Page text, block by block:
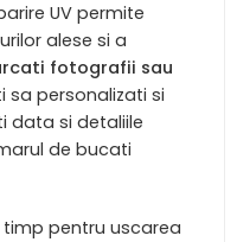
UV permite
alese si a
fotografii sau
sa personalizati si
data si detaliile
de bucati
pentru uscarea